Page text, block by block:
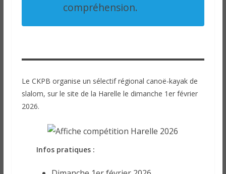
compréhension.
Le CKPB organise un sélectif régional canoë-kayak de
slalom, sur le site de la Harelle le dimanche 1er février
2026.
Infos pratiques :